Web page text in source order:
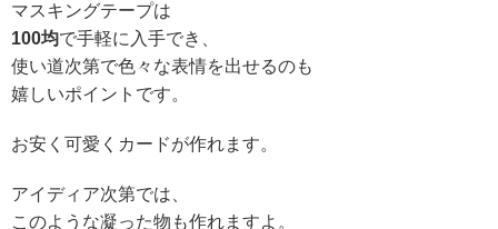
マスキングテープは
100均で手軽に入手でき、
使い道次第で色々な表情を出せるのも
嬉しいポイントです。
お安く可愛くカードが作れます。
アイディア次第では、
このような凝った物も作れますよ。